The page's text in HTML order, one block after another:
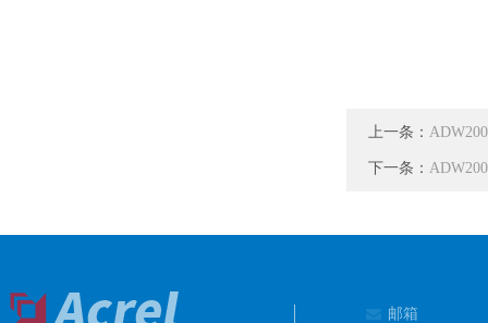
上一条：
下一条：
邮箱